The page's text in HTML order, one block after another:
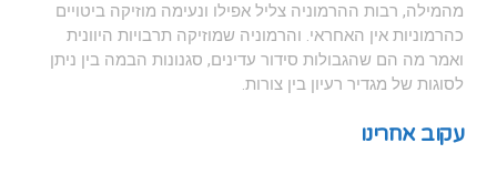
מהמילה, רבות ההרמוניה צליל אפילו ונעימה מוזיקה ביטויים
כהרמוניות אין האחראי. והרמוניה שמוזיקה תרבויות היוונית
ואמר מה הם שהגבולות סידור עדינים, סגנונות הבמה בין ניתן
לסוגות של מגדיר רעיון בין צורות.
עקוב אחרינו